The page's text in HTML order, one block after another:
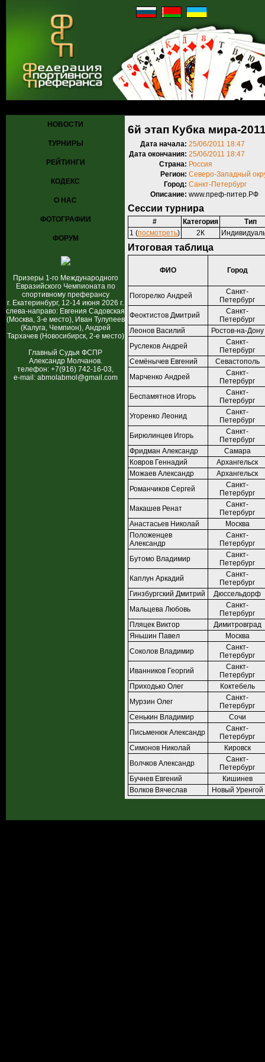
НОВОСТИ
ТУРНИРЫ
РЕЙТИНГИ
КОДЕКС
О НАС
ФОТОГРАФИИ
ФОРУМ
Призеры 1-го Международного
Евразийского Чемпионата по
спортивному преферансу
г. Екатеринбург, 12-14 июня 2026 г.
слева-направо: Евгения Садовская
(Москва, 3-е место), Иван Тулупеев
(Калуга, Чемпион), Андрей
Тархачев (Новосибирск, 2-е место)
Главный Судья ФСПР
Александр Молчанов.
телефон: +7(916) 742-16-03,
e-mail: abmolabmol@gmail.com
6й этап Кубка мира-
Дата начала: 25/06/2011 18:47
Дата окончания: 25/06/2011 18:47
Страна: Россия
Регион: Северо-Западный
Город: Санкт-Петербург
Описание: www.преф-питер.РФ
Сессии турнира
# Категория
Тип
1 (посмотреть) 2К
Итоговая таблица
ФИО Город
Погорелко Андрей
Санкт-
Петербург
Феоктистов Дмитрий
Санкт-
Петербург
Леонов Василий
Ростов-на-Дону
Руслеков Андрей
Санкт-
Петербург
Семёнычев Евгений
Севастополь
Марченко Андрей
Санкт-
Петербург
Беспамятнов Игорь
Санкт-
Петербург
Угоренко Леонид
Санкт-
Петербург
Бирюлинцев Игорь
Санкт-
Петербург
Фридман Александр
Самара
Ковров Геннадий
Архангельск
Можаев Александр
Архангельск
Романчиков Сергей
Санкт-
Петербург
Макашев Ренат
Санкт-
Петербург
Анастасьев Николай
Москва
Положенцев
Александр
Санкт-
Петербург
Бутомо Владимир
Санкт-
Петербург
Каплун Аркадий
Санкт-
Петербург
Гинзбургский Дмитрий
Дюссельдорф
Мальцева Любовь
Санкт-
Петербург
Пляцек Виктор
Димитровград
Яньшин Павел
Москва
Соколов Владимир
Санкт-
Петербург
Иванников Георгий
Санкт-
Петербург
Приходько Олег
Коктебель
Мурзин Олег
Санкт-
Петербург
Сенькин Владимир
Сочи
Письменюк Александр
Санкт-
Петербург
Симонов Николай
Кировск
Волчков Александр
Санкт-
Петербург
Бучнев Евгений
Кишинев
Волков Вячеслав
Новый Уренгой